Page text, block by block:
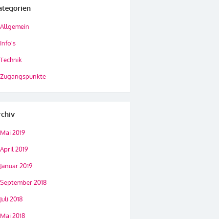
Allgemein
Info's
Technik
Zugangspunkte
Mai 2019
April 2019
Januar 2019
September 2018
Juli 2018
Mai 2018